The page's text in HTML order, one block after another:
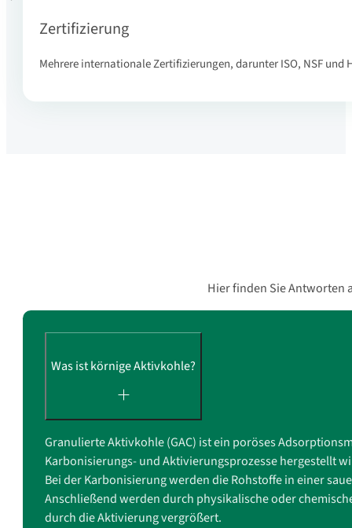
Zertifizierung
Mehrere internationale Zertifizierungen, darunter ISO, NSF und
Hier finden Sie Antworten
Was ist körnige Aktivkohle?
Granulierte Aktivkohle (GAC) ist ein poröses
Karbonisierungs- und Aktivierungsprozesse hergestellt
Bei der Karbonisierung werden die Rohstoffe in einer
Anschließend werden durch physikalische oder
durch die Aktivierung vergrößert.